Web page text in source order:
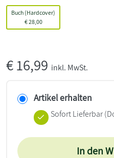
Buch (Hardcover)
€28,00
€16,99 inkl. MwSt.
Artikel erhalten
Sofort Lieferbar
In den